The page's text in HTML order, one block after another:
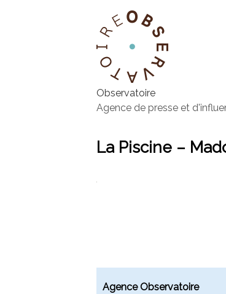
Observatoire
Agence de presse et
La Piscine –
Agence Observatoire